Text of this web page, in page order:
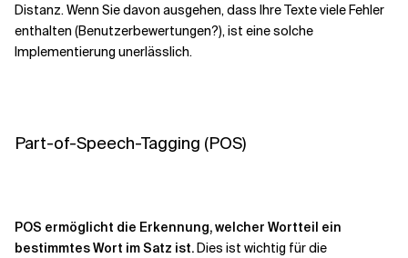
Distanz. Wenn Sie davon ausgehen, dass Ihre Texte viele Fehler
enthalten (Benutzerbewertungen?), ist eine solche
Implementierung unerlässlich.
Part-of-Speech-Tagging (POS)
POS ermöglicht die Erkennung, welcher Wortteil ein
bestimmtes Wort im Satz ist. Dies ist wichtig für die